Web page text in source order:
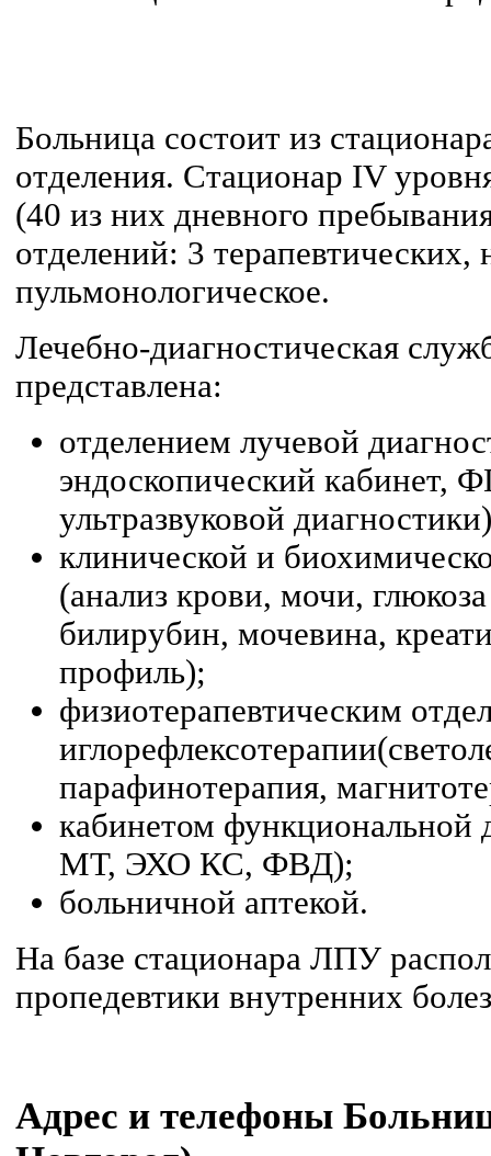
Больница состоит из
отделения. Стационар IV
(40 из них дневного
отделений: 3 терапевтических,
пульмонологическое.
Лечебно-диагностическая
представлена:
отделением лучевой
эндоскопический кабинет,
ультразвуковой
клинической и
(анализ крови, мочи,
билирубин, мочевина,
профиль);
физиотерапевтическим
парафинотерапия,
кабинетом
МТ, ЭХО КС, ФВД);
больничной аптекой.
На базе стационара ЛПУ
пропедевтики внутренних
Адрес и телефоны